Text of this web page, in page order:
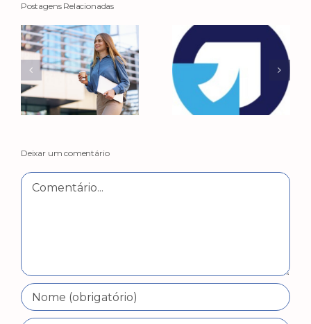
Postagens Relacionadas
Deixar um comentário
Comentário